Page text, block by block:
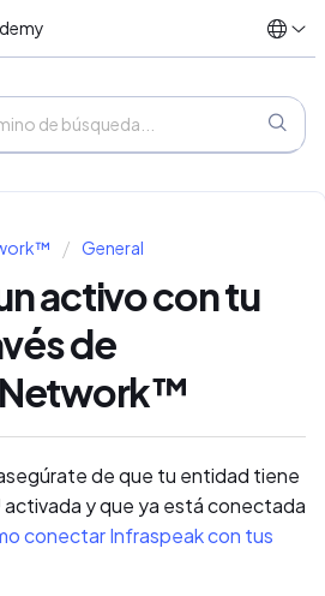
General
activo con tu
de
Network™
de que tu entidad tiene
y que ya está conectada
conectar Infraspeak con tus